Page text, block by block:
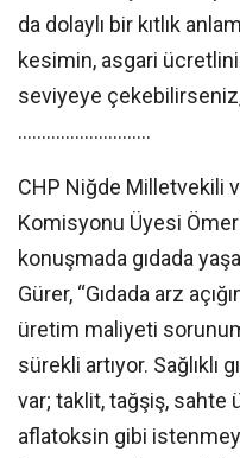
da dolaylı bir kıtlık
kesimin, asgari
seviyeye
……………………….
CHP Niğde Milletvekili
Komisyonu Üyesi Ömer
konuşmada gıdada
Gürer, “Gıdada arz
üretim maliyeti
sürekli artıyor. Sağlıklı
var; taklit, tağşiş, sahte
aflatoksin gibi